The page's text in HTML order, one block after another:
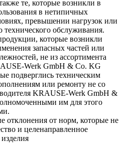
те, которые возникли в
в нетипичных
превышении нагрузок или
технического обслуживания.
которые возникли
запасных частей или
не из ассортимента
Werk GmbH & Со. KG
подверглись техническим
или ремонту не со
KRAUSE-Werk GmbH &
им для этого
отклонения от норм, которые не
и целенаправленное